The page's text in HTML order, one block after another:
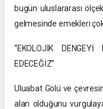
bugün uluslararası
gelmesinde emekleri
“EKOLOJİK
EDECEĞİZ”
Uluabat Gölü ve
alan olduğunu